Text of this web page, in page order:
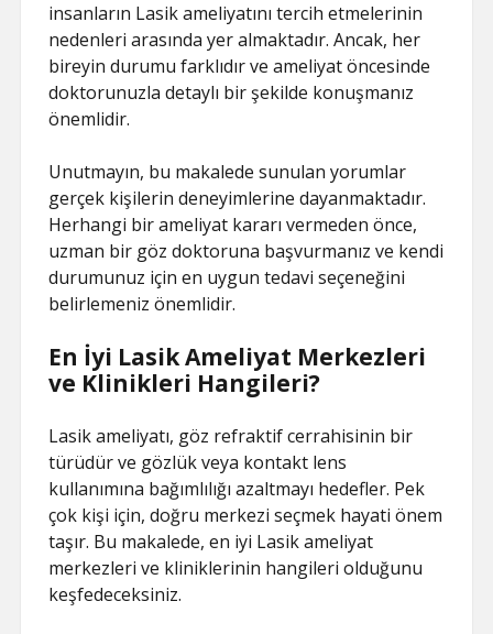
insanların Lasik ameliyatını tercih etmelerinin
nedenleri arasında yer almaktadır. Ancak, her
bireyin durumu farklıdır ve ameliyat öncesinde
doktorunuzla detaylı bir şekilde konuşmanız
önemlidir.
Unutmayın, bu makalede sunulan yorumlar
gerçek kişilerin deneyimlerine dayanmaktadır.
Herhangi bir ameliyat kararı vermeden önce,
uzman bir göz doktoruna başvurmanız ve kendi
durumunuz için en uygun tedavi seçeneğini
belirlemeniz önemlidir.
En İyi Lasik Ameliyat Merkezleri
ve Klinikleri Hangileri?
Lasik ameliyatı, göz refraktif cerrahisinin bir
türüdür ve gözlük veya kontakt lens
kullanımına bağımlılığı azaltmayı hedefler. Pek
çok kişi için, doğru merkezi seçmek hayati önem
taşır. Bu makalede, en iyi Lasik ameliyat
merkezleri ve kliniklerinin hangileri olduğunu
keşfedeceksiniz.